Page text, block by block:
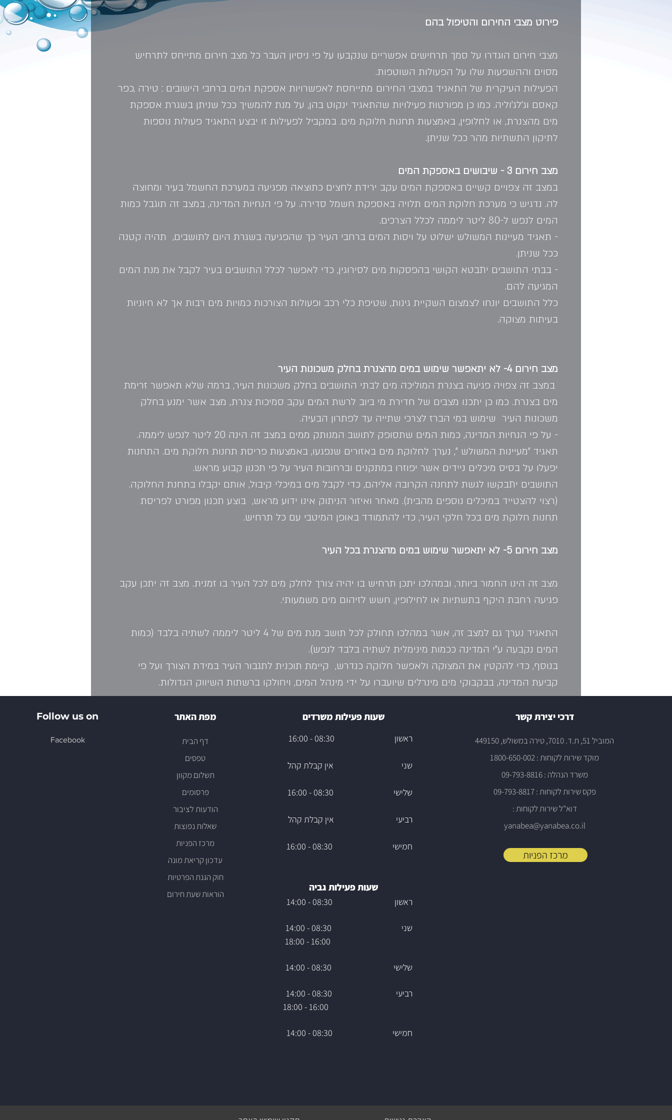
פירוט מצבי החירום והטיפול בהם
מצבי חירום הוגדרו על סמך תרחישים אפשריים שנקבעו על פי ניסיון העבר כל מצב חירום מתייחס לתרחיש
מסוים וההשפעות שלו על הפעולות השוטפות.
הפעילות העיקרית של התאגיד במצבי החירום מתייחסת לאפשרויות אספקת המים ברחבי הישובים : טירה ,כפר
קאסם וג'לג'וליה. כמו כן מפורטות פעילויות שהתאגיד ינקוט בהן, על מנת להמשיך ככל שניתן בשגרת אספקת
מים מהצנרת, או לחלופין, באמצעות תחנות חלוקת מים. במקביל לפעילות זו יבצע התאגיד פעולות נוספות
לתיקון התשתיות מהר ככל שניתן.
מצב חירום 3 - שיבושים באספקת המים
במצב זה צפויים קשיים באספקת המים עקב ירידת לחצים כתוצאה מפגיעה במערכת החשמל בעיר ומחוצה
לה. נדגיש כי מערכת חלוקת המים תלויה באספקת חשמל סדירה. על פי הנחיות המדינה, במצב זה תוגבל כמות
המים לנפש ל-80 ליטר ליממה לכלל הצרכים.
- תאגיד מעיינות המשולש ישלוט על ויסות המים ברחבי העיר כך שהפגיעה בשגרת היום לתושבים,  תהיה קטנה
ככל שניתן.
- בבתי התושבים יתבטא הקושי בהפסקות מים לסירוגין, כדי לאפשר לכלל התושבים בעיר לקבל את מנת המים
המגיעה להם.
כלל התושבים יונחו לצמצום השקיית גינות, שטיפת כלי רכב ופעולות הצורכות כמויות מים רבות אך לא חיוניות
בעיתות מצוקה.
מצב חירום 4- לא יתאפשר שימוש במים מהצנרת בחלק משכונות העיר
במצב זה צפויה פגיעה בצנרת המוליכה מים לבתי התושבים בחלק משכונות העיר, ברמה שלא תאפשר זרימת
מים בצנרת. כמו כן יתכנו מצבים של חדירת מי ביוב לרשת המים עקב סמיכות צנרת, מצב אשר ימנע בחלק
משכונות העיר  שימוש במי הברז לצרכי שתייה עד לפתרון הבעיה.
- על פי הנחיות המדינה, כמות המים שתסופק לתושב המנותק ממים במצב זה הינה 20 ליטר לנפש ליממה.
תאגיד "מעיינות המשולש ", נערך לחלוקת מים באזורים שנפגעו, באמצעות פריסת תחנות חלוקת מים. התחנות
יפעלו על בסיס מיכלים ניידים אשר יפוזרו במתקנים וברחובות העיר על פי תכנון קבוע מראש.
התושבים יתבקשו לגשת לתחנה הקרובה אליהם, כדי לקבל מים במיכלי קיבול, אותם יקבלו בתחנת החלוקה.
(רצוי להצטייד במיכלים נוספים מהבית). מאחר ואיזור הניתוק אינו ידוע מראש,  בוצע תכנון מפורט לפריסת
תחנות חלוקת מים בכל חלקי העיר, כדי להתמודד באופן המיטבי עם כל תרחיש.
מצב חירום 5- לא יתאפשר שימוש במים מהצנרת בכל העיר
מצב זה הינו החמור ביותר, ובמהלכו יתכן תרחיש בו יהיה צורך לחלק מים לכל העיר בו זמנית. מצב זה יתכן עקב
פגיעה רחבת היקף בתשתיות או לחילופין, חשש לזיהום מים משמעותי.
התאגיד נערך גם למצב זה, אשר במהלכו תחולק לכל תושב מנת מים של 4 ליטר ליממה לשתיה בלבד (כמות
המים נקבעה ע"י המדינה ככמות מינימלית לשתיה בלבד לנפש).
בנוסף, כדי להקטין את המצוקה ולאפשר חלוקה כנדרש,  קיימת תוכנית לתגבור העיר במידת הצורך ועל פי
קביעת המדינה, בבקבוקי מים מינרלים שיועברו על ידי מינהל המים, ויחולקו ברשתות השיווק הגדולות.
Follow us on
Facebook
מפת האתר
דף הבית
טפסים
תשלום מקוון
פרסומים
הודעות לציבור
שאלות נפוצות
מרכז הפניות
עדכון קריאת מונה
חוק הגנת הפרטיות
הוראותשעת חירום
שעות פעילות משרדים
ראשון 08:30 - 16:00
שני אין קבלת קהל
שלישי 08:30 - 16:00
רביעי אין קבלת קהל
חמישי 08:30 - 16:00
שעות פעילות גביה
ראשון 08:30 - 14:00
שני 08:30 - 14:00
שלישי 08:30 - 14:00
רביעי 08:30 - 14:00
חמישי 08:30 - 14:00
דרכי יצירת קשר
המוביל 51, ת.ד. 7010, טירה במשולש, 449150
מוקד שירות לקוחות : 1800-650-002
משרד הנהלה : 09-793-8816
פקס שירות לקוחות : 09-793-8817
דוא"ל שירות לקוחות :
yanabea@yanabea.co.il
מרכז הפניות